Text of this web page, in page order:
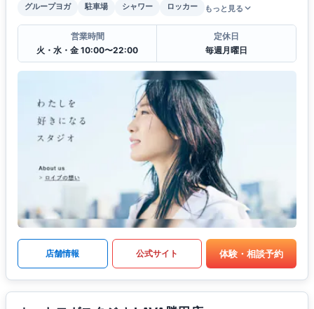
グループヨガ
駐車場 シャワー ロッカー もっと見る
営業時間
火・水・金 10:00〜22:00
定休日
毎週月曜日
店舗情報 公式サイト 体験・相談予約